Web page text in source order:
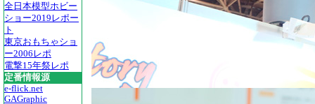
全日本模型ホビー
ショー2019レポー
ト
東京おもちゃショ
ー2006レポ
電撃15年祭レポ
定番情報源
e-flick.net
GAGraphic